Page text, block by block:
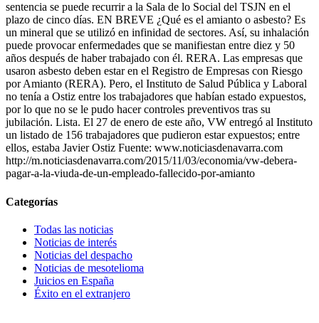
sentencia se puede recurrir a la Sala de lo Social del TSJN en el
plazo de cinco días. EN BREVE ¿Qué es el amianto o asbesto? Es
un mineral que se utilizó en infinidad de sectores. Así, su inhalación
puede provocar enfermedades que se manifiestan entre diez y 50
años después de haber trabajado con él. RERA. Las empresas que
usaron asbesto deben estar en el Registro de Empresas con Riesgo
por Amianto (RERA). Pero, el Instituto de Salud Pública y Laboral
no tenía a Ostiz entre los trabajadores que habían estado expuestos,
por lo que no se le pudo hacer controles preventivos tras su
jubilación. Lista. El 27 de enero de este año, VW entregó al Instituto
un listado de 156 trabajadores que pudieron estar expuestos; entre
ellos, estaba Javier Ostiz Fuente: www.noticiasdenavarra.com
http://m.noticiasdenavarra.com/2015/11/03/economia/vw-debera-
pagar-a-la-viuda-de-un-empleado-fallecido-por-amianto
Categorías
Todas las noticias
Noticias de interés
Noticias del despacho
Noticias de mesotelioma
Juicios en España
Éxito en el extranjero